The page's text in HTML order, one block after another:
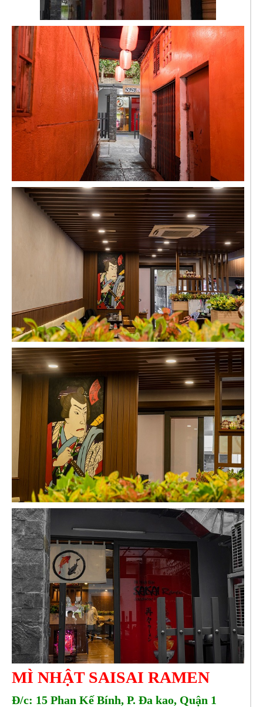
MÌ NHẬT SAISAI RAMEN
Đ/c: 15 Phan Kế Bính, P. Đa kao, Quận 1